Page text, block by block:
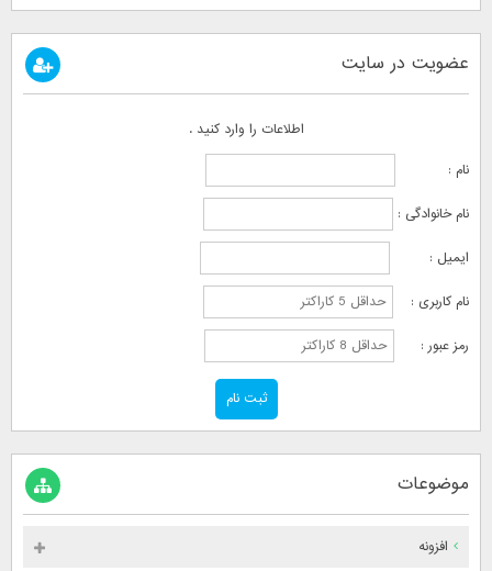
عضویت در سایت
اطلاعات را وارد کنید .
نام :
نام خانوادگی :
ایمیل :
نام کاربری :
رمز عبور :
موضوعات
افزونه